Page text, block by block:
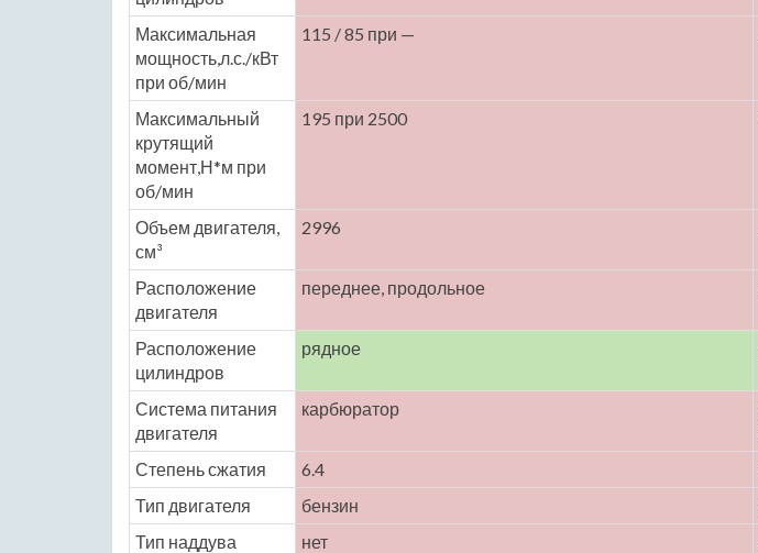
Максимальная
мощность,л.с./кВт
при об/мин
115 / 85 при —
Максимальный
крутящий
момент,Н*м при
об/мин
195 при 2500
Объем двигателя,
см³
2996
Расположение
двигателя
переднее, продольное
Расположение
цилиндров
рядное
Система питания
двигателя
карбюратор
Степень сжатия
6.4
Тип двигателя
бензин
Тип наддува
нет